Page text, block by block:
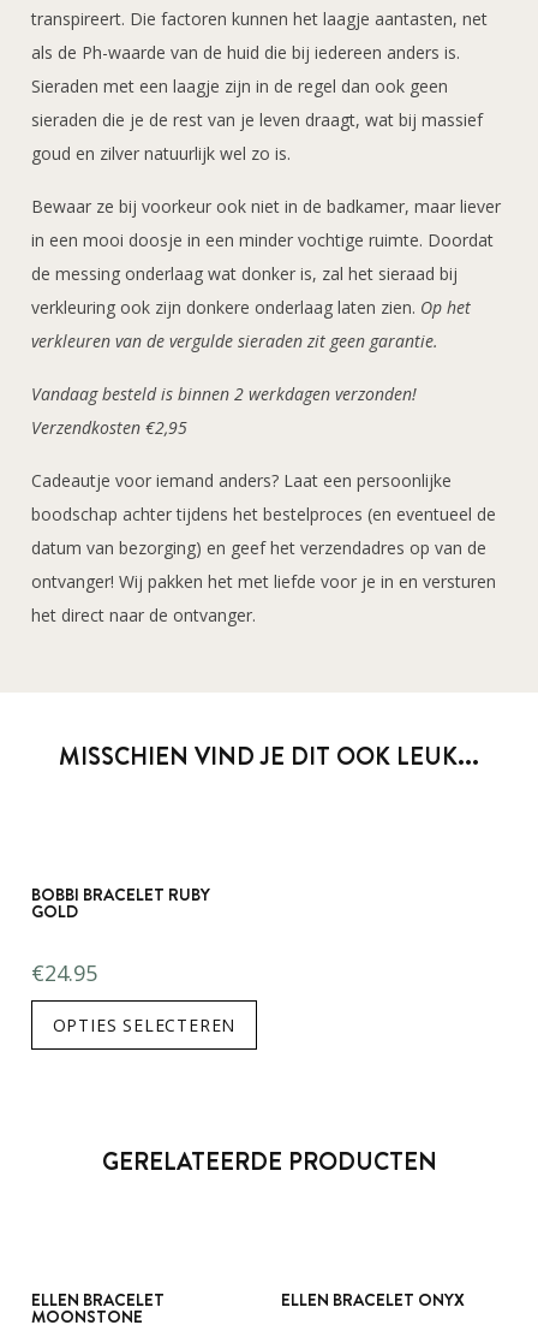
transpireert. Die factoren kunnen het laagje aantasten, net
als de Ph-waarde van de huid die bij iedereen anders is.
Sieraden met een laagje zijn in de regel dan ook geen
sieraden die je de rest van je leven draagt, wat bij massief
goud en zilver natuurlijk wel zo is.
Bewaar ze bij voorkeur ook niet in de badkamer, maar liever
in een mooi doosje in een minder vochtige ruimte. Doordat
de messing onderlaag wat donker is, zal het sieraad bij
verkleuring ook zijn donkere onderlaag laten zien. Op het
verkleuren van de vergulde sieraden zit geen garantie.
Vandaag besteld is binnen 2 werkdagen verzonden!
Verzendkosten €2,95
Cadeautje voor iemand anders? Laat een persoonlijke
boodschap achter tijdens het bestelproces (en eventueel de
datum van bezorging) en geef het verzendadres op van de
ontvanger! Wij pakken het met liefde voor je in en versturen
het direct naar de ontvanger.
MISSCHIEN VIND JE DIT OOK LEUK...
BOBBI BRACELET RUBY
GOLD
€24.95
OPTIES SELECTEREN
GERELATEERDE PRODUCTEN
ELLEN BRACELET
MOONSTONE
ELLEN BRACELET ONYX